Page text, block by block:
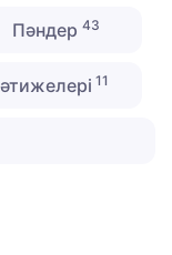
Пәндер 43
11